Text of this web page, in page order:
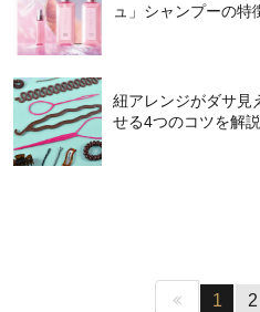
ュ」シャンプーの特
紐アレンジがダサ見
せる4つのコツを解説
1 2